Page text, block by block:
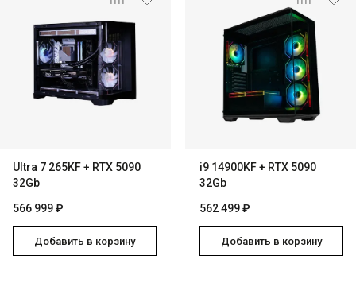
Ultra 7 265KF + RTX 5090
32Gb
566 999 ₽
Добавить в корзину
i9 14900KF + RTX 5090
32Gb
562 499 ₽
Добавить в корзину